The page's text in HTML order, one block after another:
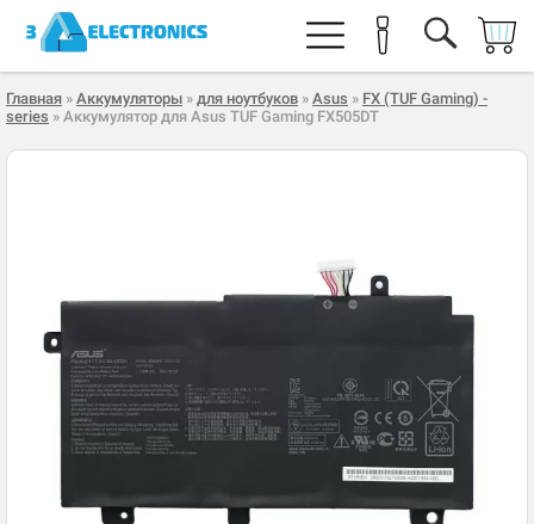
Главная » Аккумуляторы » для ноутбуков » Asus » FX (TUF Gaming) -
series » Аккумулятор для Asus TUF Gaming FX505DT